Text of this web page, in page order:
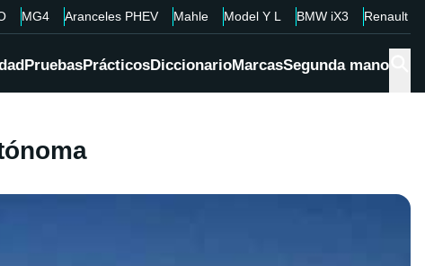
MG4 Aranceles PHEV Mahle Model Y L BMW iX3 Renault
PruebasPrácticosDiccionarioMarcasSegunda mano